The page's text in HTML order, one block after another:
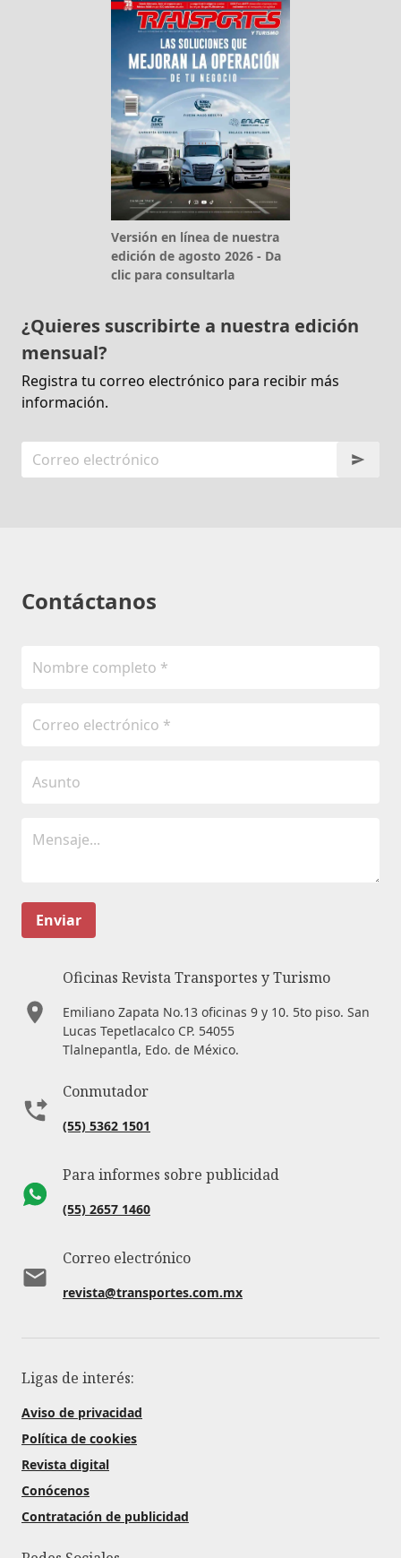
Versión en línea de nuestra
edición de agosto 2026 - Da
clic para consultarla
¿Quieres suscribirte a nuestra edición
mensual?
Registra tu correo electrónico para recibir más
información.
Contáctanos
Enviar
Oficinas Revista Transportes y Turismo
Emiliano Zapata No.13 oficinas 9 y 10. 5to piso. San
Lucas Tepetlacalco CP. 54055
Tlalnepantla, Edo. de México.
Conmutador
(55) 5362 1501
Para informes sobre publicidad
(55) 2657 1460
Correo electrónico
revista@transportes.com.mx
Ligas de interés:
Aviso de privacidad
Política de cookies
Revista digital
Conócenos
Contratación de publicidad